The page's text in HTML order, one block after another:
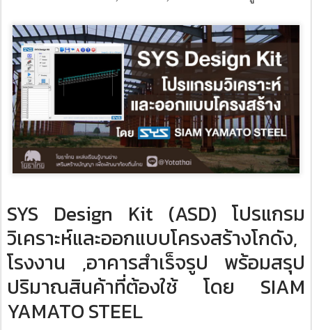
SYS Design Kit (ASD) โปรแกรม
วิเคราะห์และออกแบบโครงสร้างโกดัง,
โรงงาน ,อาคารสำเร็จรูป พร้อมสรุป
ปริมาณสินค้าที่ต้องใช้ โดย ​SIAM
YAMATO STEEL